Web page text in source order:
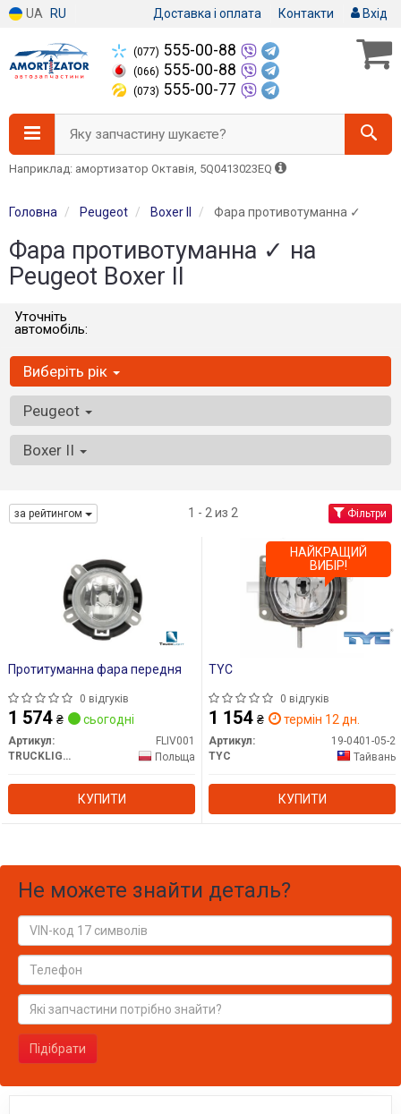
UA RU Доставка і оплата Контакти Вхід
(077) 555-00-88
(066) 555-00-88
(073) 555-00-77
Яку запчастину шукаєте?
Наприклад: амортизатор Октавія, 5Q0413023EQ
Головна Peugeot Boxer II Фара противотуманна ✓
Фара противотуманна ✓ на
Peugeot Boxer II
Уточніть
автомобіль:
Виберіть рік
Peugeot
Boxer II
за рейтингом 1 - 2 из 2 Фільтри
Протитуманна фара передня
0 відгуків
1 574 ₴ сьогодні
Артикул:
FLIV001
TRUCKLIGHT
Польща
КУПИТИ
TYC
0 відгуків
1 154 ₴ термін 12 дн.
Артикул:
19-0401-05-2
TYC
Тайвань
КУПИТИ
НАЙКРАЩИЙ
ВИБІР!
Не можете знайти деталь?
Підібрати